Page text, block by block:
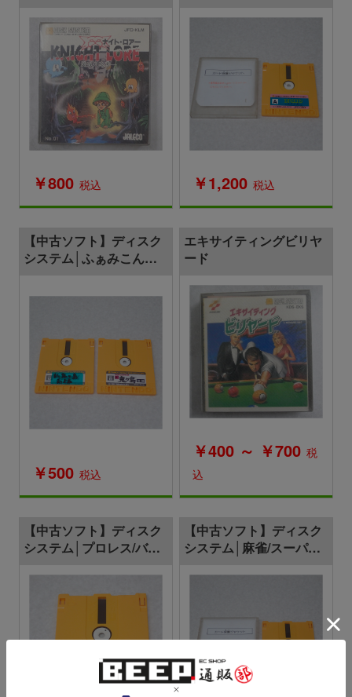
￥800 税込 ￥1,200 税込
【中古ソフト】ディスク
システム│ふぁみこんむ
編 まとめて 2本セット
￥500 税込
エキサイティングビリヤ
ード
￥400 ～ ￥700 税
込
【中古ソフト】ディスク
システム│プロレス/バレ
【中古ソフト】ディスク
システム│麻雀/スーパー